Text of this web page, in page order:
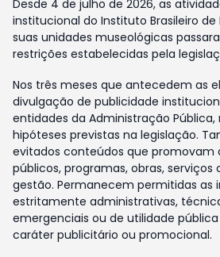
Desde 4 de julho de 2026, as
institucional do Instituto Brasileiro de
suas unidades museológicas
restrições estabelecidas pela
Nos três meses que antecedem as
divulgação de publicidade
entidades da Administração Pública,
hipóteses previstas na legislação.
evitados conteúdos que promovam
públicos, programas, obras, serviços
gestão. Permanecem permitidas as
estritamente administrativas,
emergenciais ou de utilidade
caráter publicitário ou promocional.